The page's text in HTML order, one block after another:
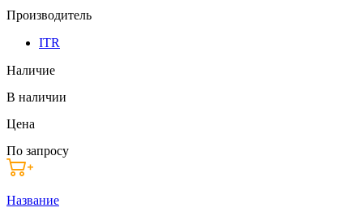
Производитель
ITR
Наличие
В наличии
Цена
По запросу
Название